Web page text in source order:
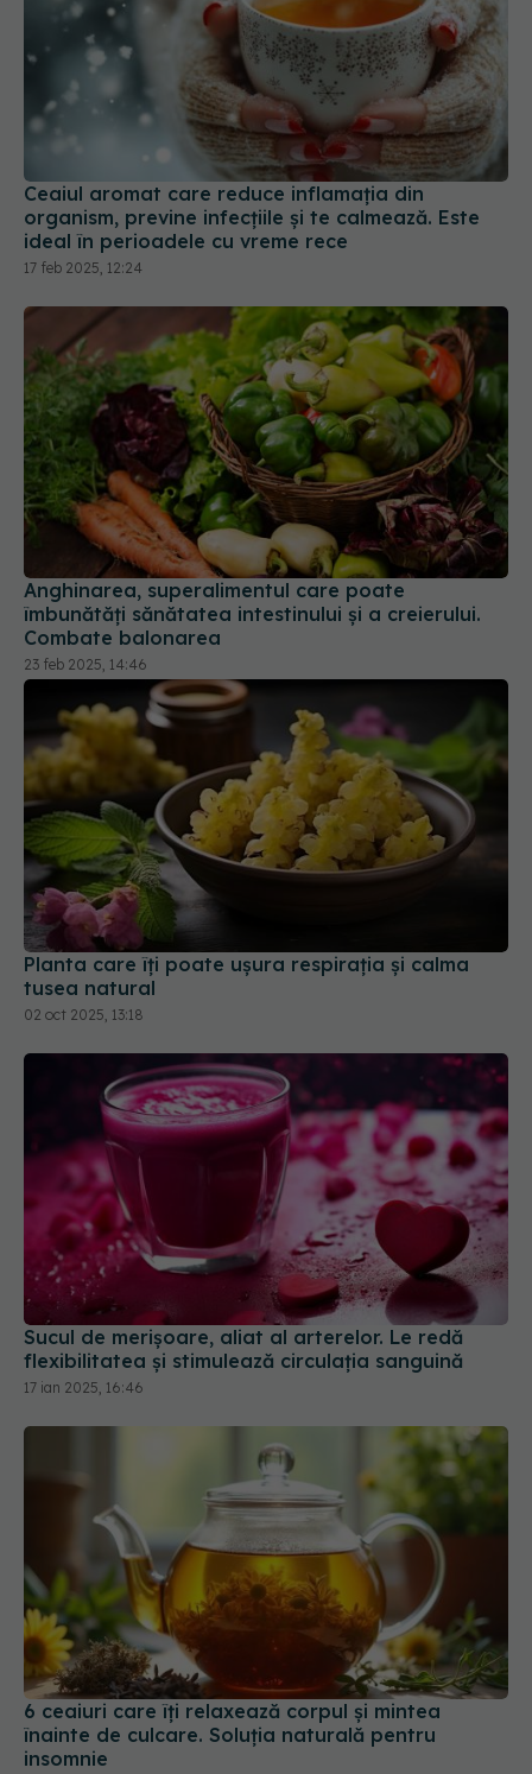
Ceaiul aromat care reduce inflamația din
organism, previne infecțiile și te calmează. Este
ideal în perioadele cu vreme rece
17 feb 2025, 12:24
Anghinarea, superalimentul care poate
îmbunătăți sănătatea intestinului și a creierului.
Combate balonarea
23 feb 2025, 14:46
Planta care îți poate ușura respirația și calma
tusea natural
02 oct 2025, 13:18
Sucul de merișoare, aliat al arterelor. Le redă
flexibilitatea și stimulează circulația sanguină
17 ian 2025, 16:46
6 ceaiuri care îți relaxează corpul și mintea
înainte de culcare. Soluția naturală pentru
insomnie